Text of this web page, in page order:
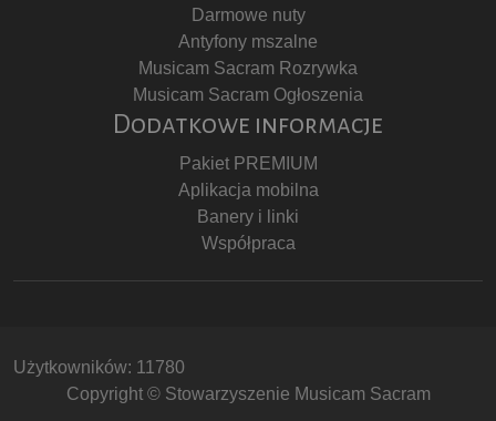
Darmowe nuty
Antyfony mszalne
Musicam Sacram Rozrywka
Musicam Sacram Ogłoszenia
Dodatkowe informacje
Pakiet PREMIUM
Aplikacja mobilna
Banery i linki
Współpraca
Użytkowników: 11780
Copyright © Stowarzyszenie Musicam Sacram